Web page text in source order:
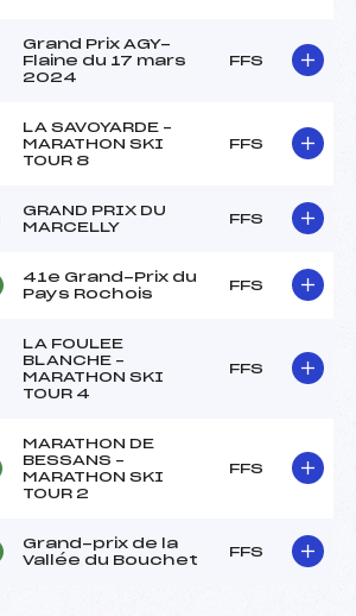
Grand Prix AGY-
Flaine du 17 mars
2024
FFS
LA SAVOYARDE –
MARATHON SKI
TOUR 8
FFS
GRAND PRIX DU
MARCELLY
FFS
41e Grand-Prix du
Pays Rochois
FFS
LA FOULEE
BLANCHE –
MARATHON SKI
TOUR 4
FFS
MARATHON DE
BESSANS –
MARATHON SKI
TOUR 2
FFS
Grand-prix de la
Vallée du Bouchet
FFS